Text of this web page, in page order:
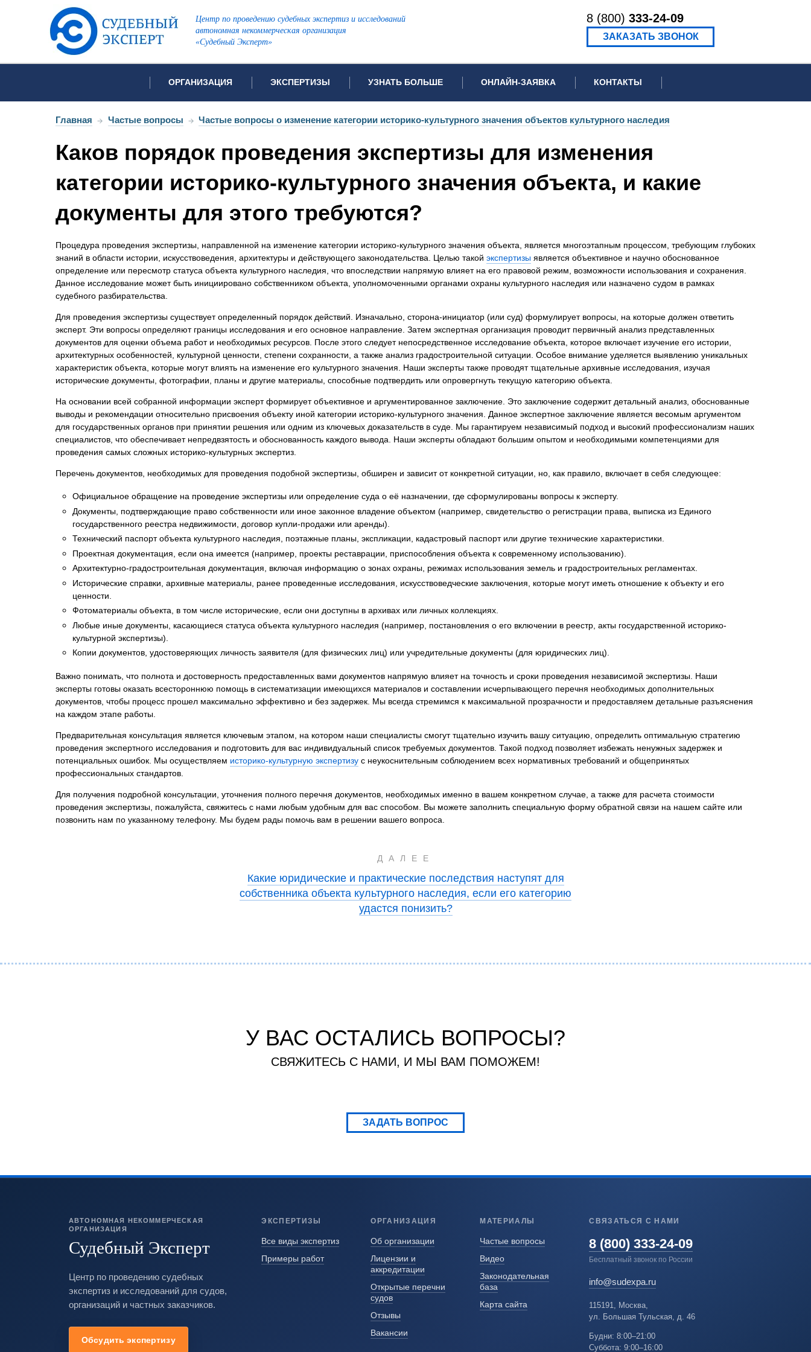
Центр по проведению судебных экспертиз и исследований
автономная некоммерческая организация
«Судебный Эксперт»
8 (800) 333-24-09
ЗАКАЗАТЬ ЗВОНОК
ОРГАНИЗАЦИЯ
Об организации
Открытые перечни судов
Для СМИ
Вакансии
Политика конфиденциальности
ЭКСПЕРТИЗЫ
Список всех видов проводимых экспертиз
Видеотехническая экспертиза
Генетическая экспертиза
Инженерно-техническая экспертиза
Компьютерно-техническая экспертиза
Лингвистическая экспертиза
Медицинская экспертиза
Оценочная экспертиза
Патентоведческая экспертиза
Пожарно-техническая экспертиза
Почерковедческая экспертиза
Психиатрическая экспертиза
Психологическая экспертиза
Фоноскопическая экспертиза
Экономическая экспертиза
Экспертиза давности создания документа
УЗНАТЬ БОЛЬШЕ
Примеры выполненных экспертиз
Частые вопросы
ОНЛАЙН-ЗАЯВКА
Заявка на информационное письмо для суда
Заявка на проведение рецензии
КОНТАКТЫ
Главная → Частые вопросы → Частые вопросы о изменение категории историко-культурного значения объектов культурного наследия
Каков порядок проведения экспертизы для изменения
категории историко-культурного значения объекта, и какие
документы для этого требуются?
Процедура проведения экспертизы, направленной на изменение категории историко-культурного значения объекта, является многоэтапным процессом, требующим глубоких
знаний в области истории, искусствоведения, архитектуры и действующего законодательства. Целью такой экспертизы является объективное и научно обоснованное
определение или пересмотр статуса объекта культурного наследия, что впоследствии напрямую влияет на его правовой режим, возможности использования и сохранения.
Данное исследование может быть инициировано собственником объекта, уполномоченными органами охраны культурного наследия или назначено судом в рамках
судебного разбирательства.
Для проведения экспертизы существует определенный порядок действий. Изначально, сторона-инициатор (или суд) формулирует вопросы, на которые должен ответить
эксперт. Эти вопросы определяют границы исследования и его основное направление. Затем экспертная организация проводит первичный анализ представленных
документов для оценки объема работ и необходимых ресурсов. После этого следует непосредственное исследование объекта, которое включает изучение его истории,
архитектурных особенностей, культурной ценности, степени сохранности, а также анализ градостроительной ситуации. Особое внимание уделяется выявлению уникальных
характеристик объекта, которые могут влиять на изменение его культурного значения. Наши эксперты также проводят тщательные архивные исследования, изучая
исторические документы, фотографии, планы и другие материалы, способные подтвердить или опровергнуть текущую категорию объекта.
На основании всей собранной информации эксперт формирует объективное и аргументированное заключение. Это заключение содержит детальный анализ, обоснованные
выводы и рекомендации относительно присвоения объекту иной категории историко-культурного значения. Данное экспертное заключение является весомым аргументом
для государственных органов при принятии решения или одним из ключевых доказательств в суде. Мы гарантируем независимый подход и высокий профессионализм наших
специалистов, что обеспечивает непредвзятость и обоснованность каждого вывода. Наши эксперты обладают большим опытом и необходимыми компетенциями для
проведения самых сложных историко-культурных экспертиз.
Перечень документов, необходимых для проведения подобной экспертизы, обширен и зависит от конкретной ситуации, но, как правило, включает в себя следующее:
Официальное обращение на проведение экспертизы или определение суда о её назначении, где сформулированы вопросы к эксперту.
Документы, подтверждающие право собственности или иное законное владение объектом (например, свидетельство о регистрации права, выписка из Единого
государственного реестра недвижимости, договор купли-продажи или аренды).
Технический паспорт объекта культурного наследия, поэтажные планы, экспликации, кадастровый паспорт или другие технические характеристики.
Проектная документация, если она имеется (например, проекты реставрации, приспособления объекта к современному использованию).
Архитектурно-градостроительная документация, включая информацию о зонах охраны, режимах использования земель и градостроительных регламентах.
Исторические справки, архивные материалы, ранее проведенные исследования, искусствоведческие заключения, которые могут иметь отношение к объекту и его
ценности.
Фотоматериалы объекта, в том числе исторические, если они доступны в архивах или личных коллекциях.
Любые иные документы, касающиеся статуса объекта культурного наследия (например, постановления о его включении в реестр, акты государственной историко-
культурной экспертизы).
Копии документов, удостоверяющих личность заявителя (для физических лиц) или учредительные документы (для юридических лиц).
Важно понимать, что полнота и достоверность предоставленных вами документов напрямую влияет на точность и сроки проведения независимой экспертизы. Наши
эксперты готовы оказать всестороннюю помощь в систематизации имеющихся материалов и составлении исчерпывающего перечня необходимых дополнительных
документов, чтобы процесс прошел максимально эффективно и без задержек. Мы всегда стремимся к максимальной прозрачности и предоставляем детальные разъяснения
на каждом этапе работы.
Предварительная консультация является ключевым этапом, на котором наши специалисты смогут тщательно изучить вашу ситуацию, определить оптимальную стратегию
проведения экспертного исследования и подготовить для вас индивидуальный список требуемых документов. Такой подход позволяет избежать ненужных задержек и
потенциальных ошибок. Мы осуществляем историко-культурную экспертизу с неукоснительным соблюдением всех нормативных требований и общепринятых
профессиональных стандартов.
Для получения подробной консультации, уточнения полного перечня документов, необходимых именно в вашем конкретном случае, а также для расчета стоимости
проведения экспертизы, пожалуйста, свяжитесь с нами любым удобным для вас способом. Вы можете заполнить специальную форму обратной связи на нашем сайте или
позвонить нам по указанному телефону. Мы будем рады помочь вам в решении вашего вопроса.
ДАЛЕЕ
Какие юридические и практические последствия наступят для
собственника объекта культурного наследия, если его категорию
удастся понизить?
У ВАС ОСТАЛИСЬ ВОПРОСЫ?
СВЯЖИТЕСЬ С НАМИ, И МЫ ВАМ ПОМОЖЕМ!
ЗАДАТЬ ВОПРОС
АВТОНОМНАЯ НЕКОММЕРЧЕСКАЯ
ОРГАНИЗАЦИЯ
Судебный Эксперт
Центр по проведению судебных
экспертиз и исследований для судов,
организаций и частных заказчиков.
Обсудить экспертизу
ЭКСПЕРТИЗЫ
Все виды экспертиз
Примеры работ
ОРГАНИЗАЦИЯ
Об организации
Лицензии и
аккредитации
Открытые перечни
судов
Отзывы
Вакансии
МАТЕРИАЛЫ
Частые вопросы
Видео
Законодательная
база
Карта сайта
СВЯЗАТЬСЯ С НАМИ
8 (800) 333-24-09
Бесплатный звонок по России
info@sudexpa.ru
115191, Москва,
ул. Большая Тульская, д. 46
Будни: 8:00–21:00
Суббота: 9:00–16:00